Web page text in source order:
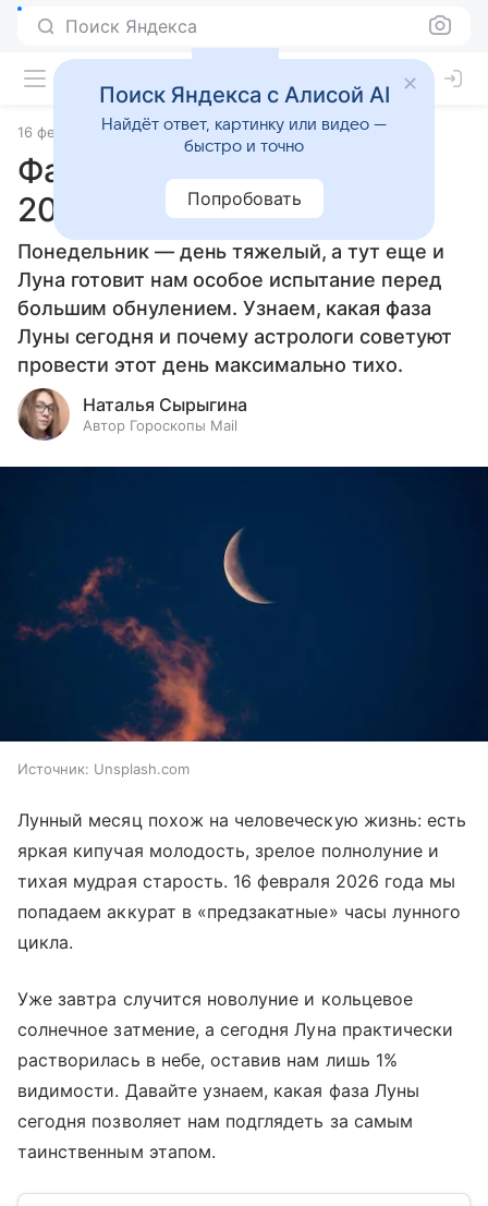
Поиск Яндекса
16 февраля 2026 Источник:Гороскопы Mail Статьи
Фаза Луны 16 февраля
2026 года
Понедельник — день тяжелый, а тут еще и
Луна готовит нам особое испытание перед
большим обнулением. Узнаем, какая фаза
Луны сегодня и почему астрологи советуют
провести этот день максимально тихо.
Наталья Сырыгина
Автор Гороскопы Mail
Источник: Unsplash.com
Лунный месяц похож на человеческую жизнь: есть
яркая кипучая молодость, зрелое полнолуние и
тихая мудрая старость. 16 февраля 2026 года мы
попадаем аккурат в «предзакатные» часы лунного
цикла.
Уже завтра случится новолуние и кольцевое
солнечное затмение, а сегодня Луна практически
растворилась в небе, оставив нам лишь 1%
видимости. Давайте узнаем, какая фаза Луны
сегодня позволяет нам подглядеть за самым
таинственным этапом.
Поиск Яндекса с Алисой AI
Найдёт ответ, картинку или видео —
быстро и точно
Попробовать